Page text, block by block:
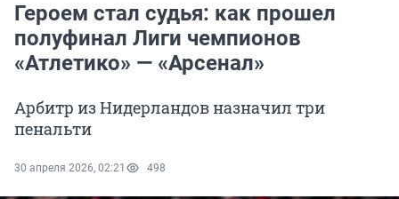
Героем стал судья: как прошел
полуфинал Лиги чемпионов
«Атлетико» — «Арсенал»
Арбитр из Нидерландов назначил три
пенальти
30 апреля 2026, 02:21 498